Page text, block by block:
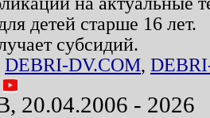
детей старше 16 лет.
субсидий.
DEBRI-DV.COM,
20.04.2006 - 2026